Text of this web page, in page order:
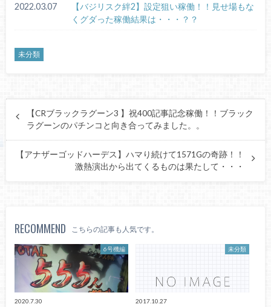
2022.03.07
【バジリスク絆2】設定狙い稼働！！見せ場もな
くグダった稼働結果は・・・？？
未分類
【CRブラックラグーン3 】祝400記事記念稼働！！ブラック
ラグーンのパチンコと向き合ってみました。。
【アナザーゴッドハーデス】ハマり続けて1571Gの奇跡！！
激熱演出から出てくるものは果たして・・・
RECOMMEND こちらの記事も人気です。
6号機編
2020.7.30
未分類
2017.10.27